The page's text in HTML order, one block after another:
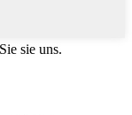
sie uns.